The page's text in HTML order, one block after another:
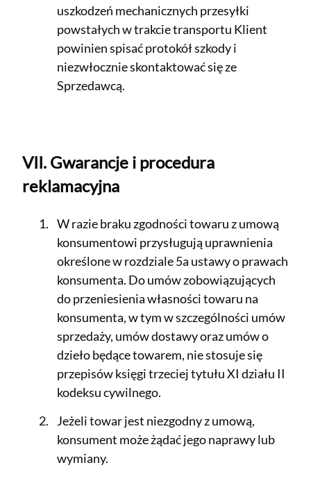
uszkodzeń mechanicznych przesyłki
powstałych w trakcie transportu Klient
powinien spisać protokół szkody i
niezwłocznie skontaktować się ze
Sprzedawcą.
VII. Gwarancje i procedura
reklamacyjna
W razie braku zgodności towaru z umową
konsumentowi przysługują uprawnienia
określone w rozdziale 5a ustawy o prawach
konsumenta. Do umów zobowiązujących
do przeniesienia własności towaru na
konsumenta, w tym w szczególności umów
sprzedaży, umów dostawy oraz umów o
dzieło będące towarem, nie stosuje się
przepisów księgi trzeciej tytułu XI działu II
kodeksu cywilnego.
Jeżeli towar jest niezgodny z umową,
konsument może żądać jego naprawy lub
wymiany.